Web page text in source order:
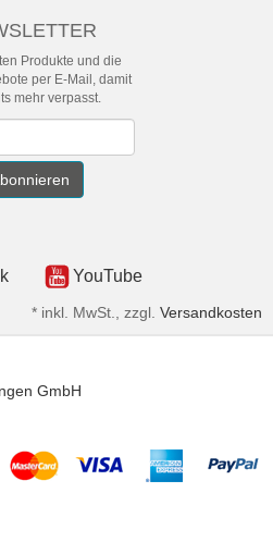
Produkte und die
per E-Mail, damit
mehr verpasst.
YouTube
* inkl. MwSt., zzgl. Versandkosten